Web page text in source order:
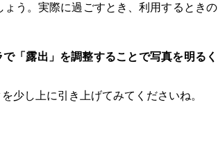
う。実際に過ごすとき、利用するときの
「露出」を調整することで写真を明るく
少し上に引き上げてみてくださいね。